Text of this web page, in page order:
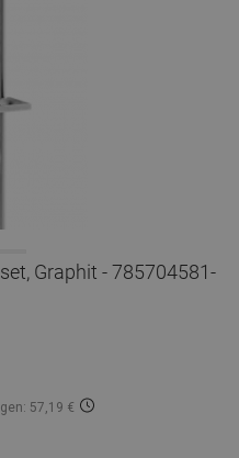
Graphit - 785704581-
57,19 €